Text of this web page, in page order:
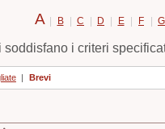
A | B | C | D | E | F | G
i criteri
| Brevi